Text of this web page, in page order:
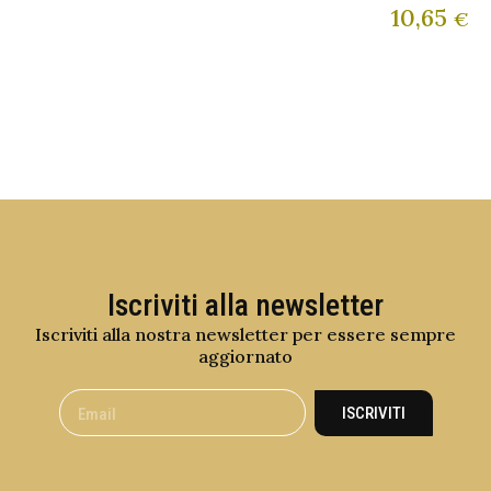
10,65 €
Iscriviti alla newsletter
Iscriviti alla nostra newsletter per essere sempre
aggiornato
ISCRIVITI